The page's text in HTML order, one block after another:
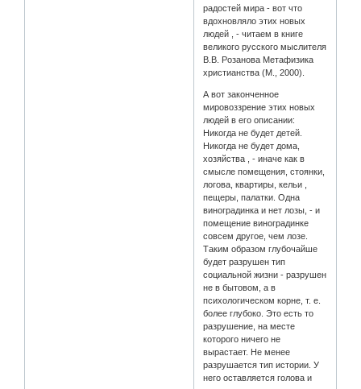
радостей мира - вот что
вдохновляло этих новых
людей , - читаем в книге
великого русского мыслителя
В.В. Розанова Метафизика
христианства (М., 2000).
А вот законченное
мировоззрение этих новых
людей в его описании:
Никогда не будет детей.
Никогда не будет дома,
хозяйства , - иначе как в
смысле помещения, стоянки,
логова, квартиры, кельи ,
пещеры, палатки. Одна
виноградинка и нет лозы, - и
помещение виноградинке
совсем другое, чем лозе.
Таким образом глубочайше
будет разрушен тип
социальной жизни - разрушен
не в бытовом, а в
психологическом корне, т. е.
более глубоко. Это есть то
разрушение, на месте
которого ничего не
вырастает. Не менее
разрушается тип истории. У
него оставляется голова и